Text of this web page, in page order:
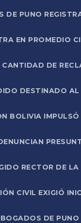
DE PUNO
EN PROMEDIO
DE
DESTINADO
BOLIVIA
RECTOR DE
CIVIL EXIGIÓ
DE